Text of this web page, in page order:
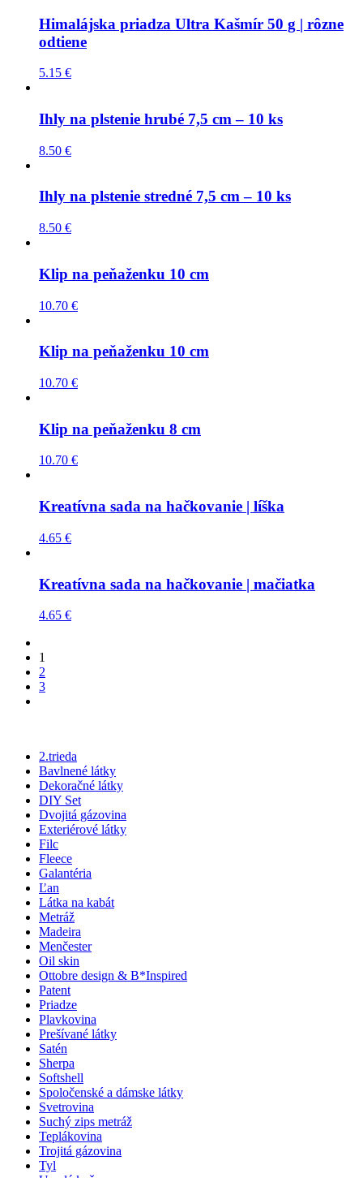
Himalájska priadza Ultra Kašmír 50 g | rôzne
odtiene
5.15 €
Ihly na plstenie hrubé 7,5 cm – 10 ks
8.50 €
Ihly na plstenie stredné 7,5 cm – 10 ks
8.50 €
Klip na peňaženku 10 cm
10.70 €
Klip na peňaženku 10 cm
10.70 €
Klip na peňaženku 8 cm
10.70 €
Kreatívna sada na hačkovanie | líška
4.65 €
Kreatívna sada na hačkovanie | mačiatka
4.65 €
1
2
3
2.trieda
Bavlnené látky
Dekoračné látky
DIY Set
Dvojitá gázovina
Exteriérové látky
Filc
Fleece
Galantéria
Ľan
Látka na kabát
Metráž
Madeira
Menčester
Oil skin
Ottobre design & B*Inspired
Patent
Priadze
Plavkovina
Prešívané látky
Satén
Sherpa
Softshell
Spoločenské a dámske látky
Svetrovina
Suchý zips metráž
Teplákovina
Trojitá gázovina
Tyl